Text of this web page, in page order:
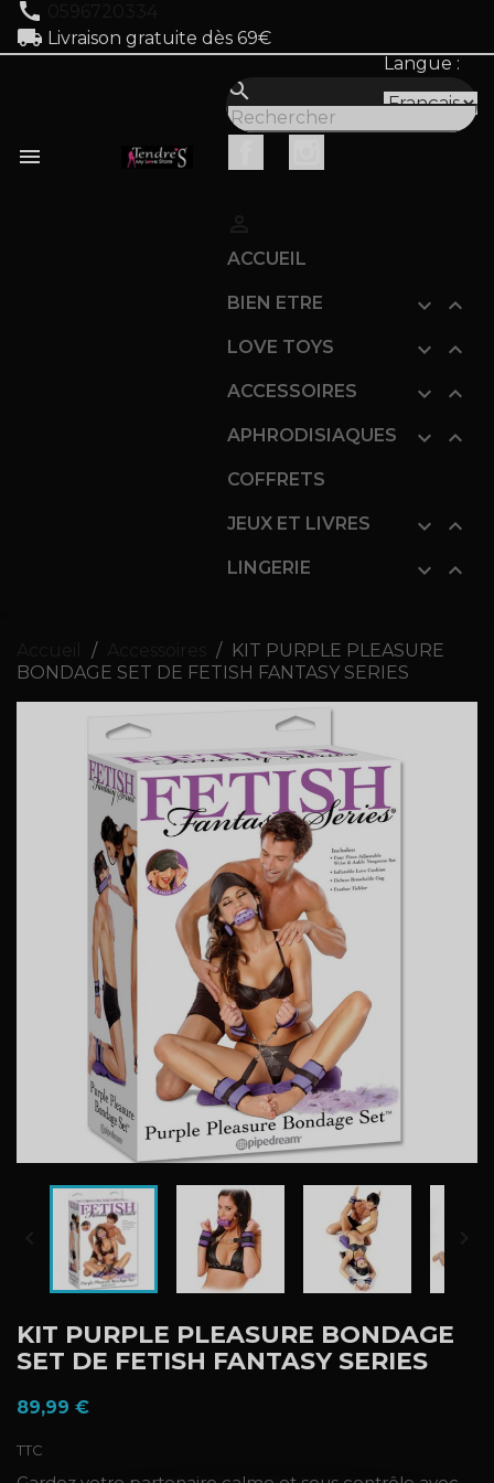
call
local_shipping Livraison gratuite dès 69€
Langue :

search
ACCUEIL
 
BIEN ETRE
 
LOVE TOYS
 
ACCESSOIRES
 
APHRODISIAQUES
COFFRETS
 
JEUX ET LIVRES
 
LINGERIE
KIT PURPLE PLEASURE
BONDAGE SET DE FETISH FANTASY SERIES
KIT PURPLE PLEASURE BONDAGE
SET DE FETISH FANTASY SERIES
89,99 €
TTC